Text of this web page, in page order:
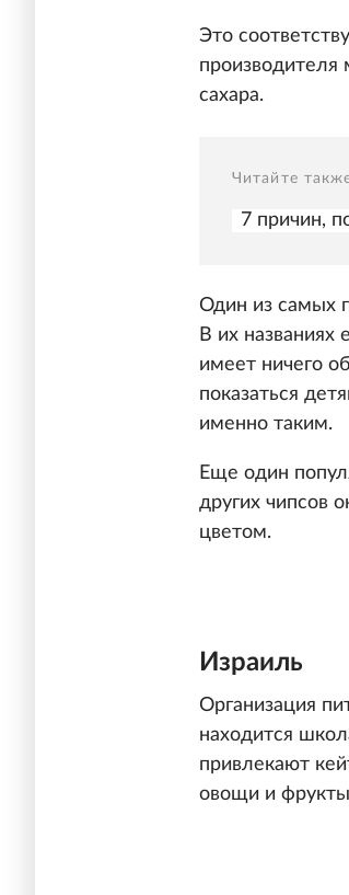
Это
производителя
сахара.
Читайте
7 причин,
Один из самых
В их названиях
имеет ничего
показаться
именно таким.
Еще один
других чипсов
цветом.
Израиль
Организация
находится
привлекают
овощи и